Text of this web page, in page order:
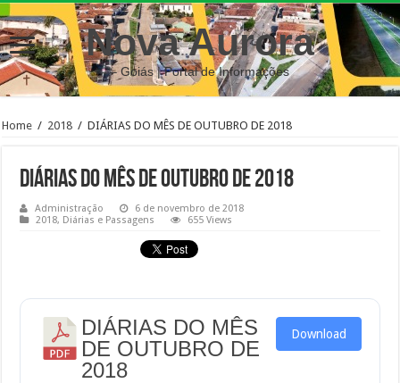
Nova Aurora
– Goiás | Portal de Informações
Home / 2018 / DIÁRIAS DO MÊS DE OUTUBRO DE 2018
DIÁRIAS DO MÊS DE OUTUBRO DE 2018
Administração
6 de novembro de 2018
2018, Diárias e Passagens 655 Views
DIÁRIAS DO MÊS
DE OUTUBRO DE
2018
Download